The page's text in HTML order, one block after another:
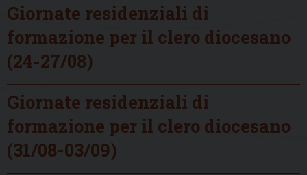
Giornate residenziali di
formazione per il clero diocesano
(24-27/08)
Giornate residenziali di
formazione per il clero diocesano
(31/08-03/09)